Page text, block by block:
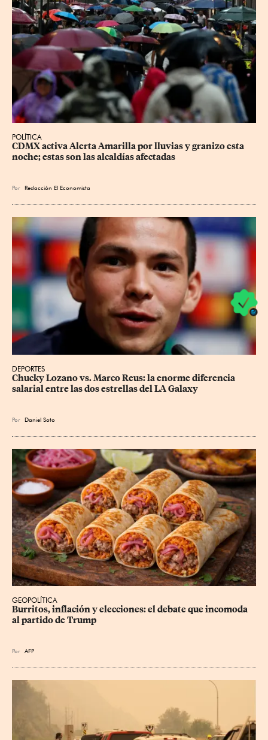
POLÍTICA
CDMX activa Alerta Amarilla por lluvias y granizo esta
noche; estas son las alcaldías afectadas
Por Redacción El Economista
DEPORTES
Chucky Lozano vs. Marco Reus: la enorme diferencia
salarial entre las dos estrellas del LA Galaxy
Por Daniel Soto
GEOPOLÍTICA
Burritos, inflación y elecciones: el debate que incomoda
al partido de Trump
Por AFP